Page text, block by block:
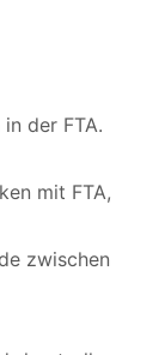
der FTA.
mit FTA,
zwischen